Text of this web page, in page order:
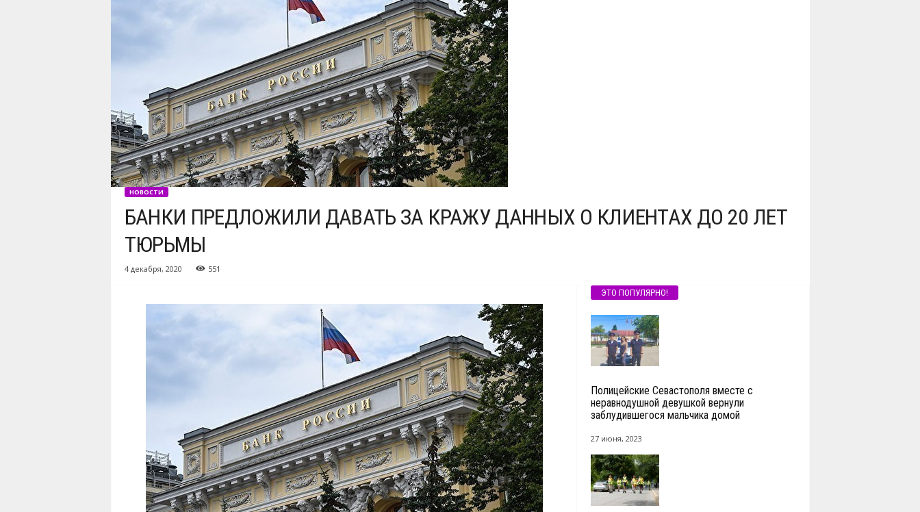
НОВОСТИ
БАНКИ ПРЕДЛОЖИЛИ ДАВАТЬ ЗА КРАЖУ ДАННЫХ О КЛИЕНТАХ ДО 20 ЛЕТ
ТЮРЬМЫ
4 декабря, 2020 551
ЭТО ПОПУЛЯРНО!
Полицейские Севастополя вместе с
неравнодушной девушкой вернули
заблудившегося мальчика домой
27 июня, 2023